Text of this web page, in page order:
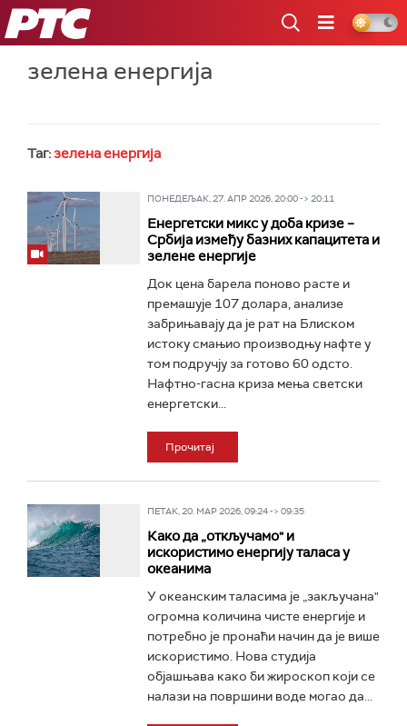
РТС
зелена енергија
Таг: зелена енергија
ПОНЕДЕЉАК, 27. АПР 2026, 20:00 -> 20:11
Енергетски микс у доба кризе –
Србија између базних капацитета и
зелене енергије
Док цена барела поново расте и
премашује 107 долара, анализе
забрињавају да је рат на Блиском
истоку смањио производњу нафте у
том подручју за готово 60 одсто.
Нафтно-гасна криза мења светски
енергетски...
Прочитај
ПЕТАК, 20. МАР 2026, 09:24 -> 09:35
Како да „откључамо" и
искористимо енергију таласа у
океанима
У океанским таласима је „закључана"
огромна количина чисте енергије и
потребно је пронаћи начин да је више
искористимо. Нова студија
објашњава како би жироскоп који се
налази на површини воде могао да...